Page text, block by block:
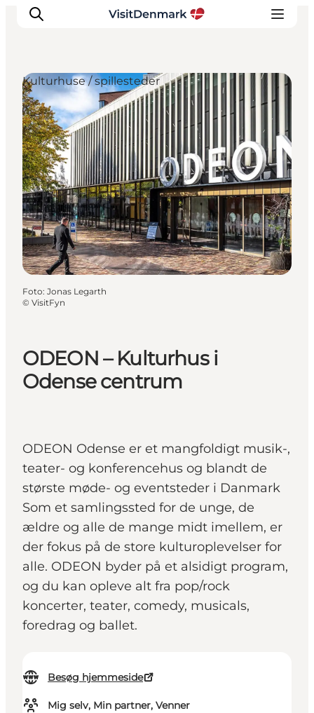
Inspiration
Destinationer
Oplevelser
Overnatning
Planlæg ferien
ODEON – Kulturhus i
Odense centrum
ODEON Odense er et mangfoldigt musik-,
teater- og konferencehus og blandt de
største møde- og eventsteder i Danmark
Som et samlingssted for de unge, de
ældre og alle de mange midt imellem, er
der fokus på de store kulturoplevelser for
alle. ODEON byder på et alsidigt program,
og du kan opleve alt fra pop/rock
koncerter, teater, comedy, musicals,
foredrag og ballet.
Besøg hjemmeside
Mig selv, Min partner, Venner
Kulturhuse / spillesteder
Foto: Jonas Legarth
© VisitFyn